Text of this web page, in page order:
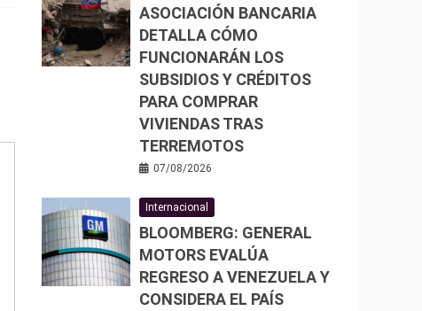
ASOCIACIÓN BANCARIA
DETALLA CÓMO
FUNCIONARÁN LOS
SUBSIDIOS Y CRÉDITOS
PARA COMPRAR
VIVIENDAS TRAS
TERREMOTOS
07/08/2026
Internacional
BLOOMBERG: GENERAL
MOTORS EVALÚA
REGRESO A VENEZUELA Y
CONSIDERA EL PAÍS